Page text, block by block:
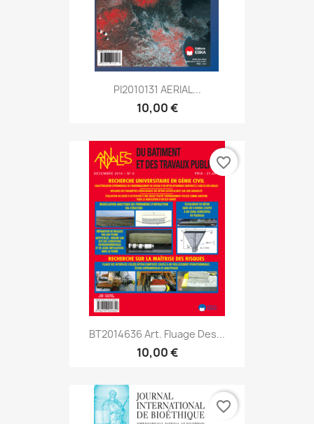
PI2010131 AERIAL...
10,00 €
BT2014636 Art. Fluage Des...
10,00 €
favorite_border
favorite_border